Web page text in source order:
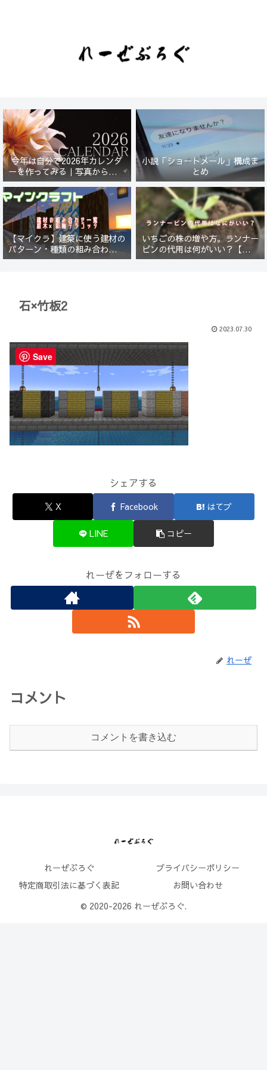
今年は自分で2026年カレンダ
ーを作ってみる｜写真から始ま
る小さなプロジェクト【一灯
花】
小説「ショートメール」構成ま
とめ
【マイクラ】建築に使う建材の
パターン・種類の組み合わせ一
覧！原木×彩釉テラコッタ編
いちごの株の増や方。ランナー
ピンの代用は何がいい？【５年
放置したイチゴは復活するの
石×竹板2
2023.07.30
シェアする
X Facebook はてブ
LINE コピー
れーぜをフォローする
れーぜ
コメント
コメントを書き込む
れーぜぶろぐ
プライバシーポリシー
特定商取引法に基づく表記
お問い合わせ
© 2020-2026 れーぜぶろぐ.
Save